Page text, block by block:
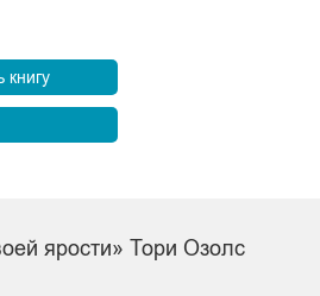
книгу
ярости» Тори Озолс